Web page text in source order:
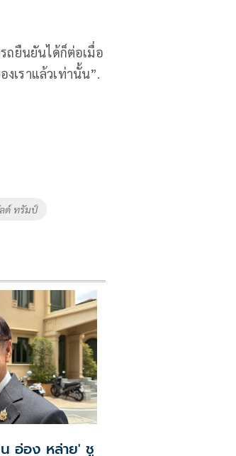
ถยืนยันได้ก็ต่อเมื่อ
เราแล้วเท่านั้น”.
ด์ ทรัมป์
อ่อง หล่าย' ชู